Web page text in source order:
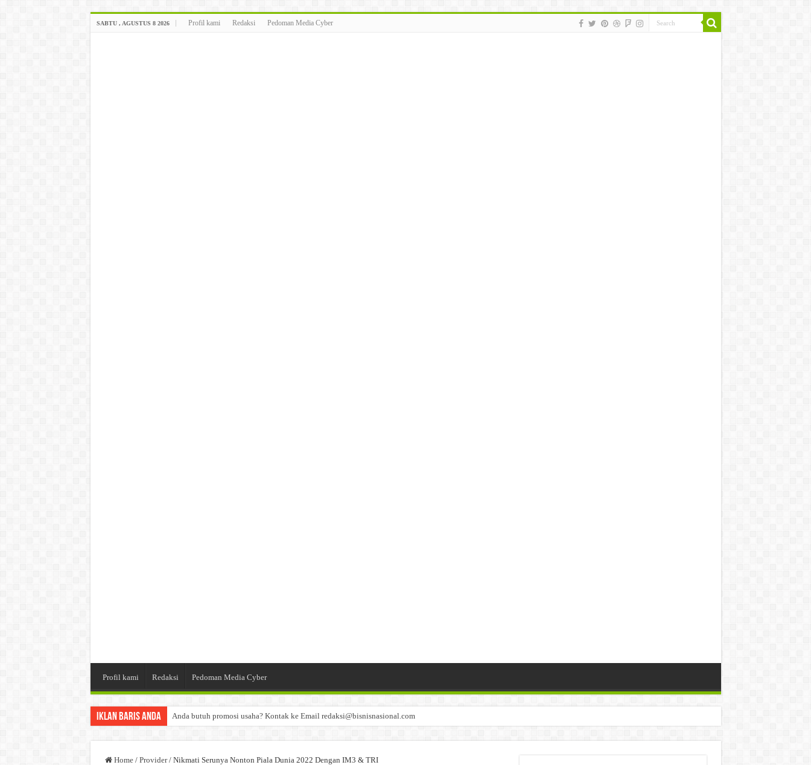
SABTU , AGUSTUS 8 2026 Profil kami Redaksi Pedoman Media Cyber
Profil kami Redaksi Pedoman Media Cyber
Iklan Baris Anda Anda butuh promosi usaha? Kontak ke Email redaksi@bisnisnasional.com
Home / Provider / Nikmati Serunya Nonton Piala Dunia 2022 Dengan IM3 & TRI